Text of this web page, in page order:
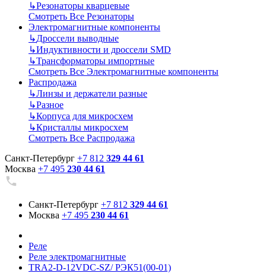
↳Резонаторы кварцевые
Смотреть Все Резонаторы
Электромагнитные компоненты
↳Дроссели выводные
↳Индуктивности и дроссели SMD
↳Трансформаторы импортные
Смотреть Все Электромагнитные компоненты
Распродажа
↳Линзы и держатели разные
↳Разное
↳Корпуса для микросхем
↳Кристаллы микросхем
Смотреть Все Распродажа
Санкт-Петербург +7 812 329 44 61
Москва +7 495 230 44 61
Санкт-Петербург +7 812 329 44 61
Москва +7 495 230 44 61
Реле
Реле электромагнитные
TRA2-D-12VDC-SZ/ РЭК51(00-01)